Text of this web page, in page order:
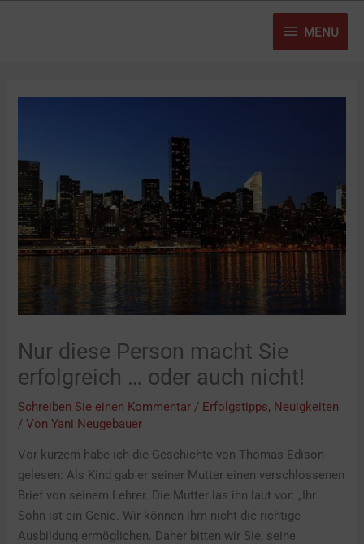
MENU
MENU
Nur diese Person macht Sie
erfolgreich … oder auch nicht!
Schreiben Sie einen Kommentar / Erfolgstipps, Neuigkeiten
/ VonYani Neugebauer
Vor kurzem habe ich die Geschichte von Thomas Edison
gelesen: Als Kind gab er seiner Mutter einen verschlossenen
Brief von seinem Lehrer. Die Mutter las ihn laut vor: „Ihr
Sohn ist ein Genie. Wir können ihm nicht die richtige
Ausbildung ermöglichen. Daher bitten wir Sie, seine